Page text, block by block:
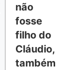
não
fosse
filho do
Cláudio,
também